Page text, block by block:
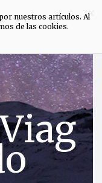
×
nuestros artículos. Al
de las cookies.